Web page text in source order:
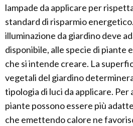
lampade da applicare per
standard di risparmio
illuminazione da giardino deve
disponibile, alle specie di piante
che si intende creare. La
vegetali del giardino
tipologia di luci da applicare. Per
piante possono essere più
che emettendo calore ne